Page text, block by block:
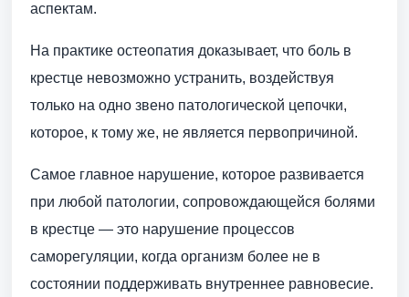
аспектам.
На практике остеопатия доказывает, что боль в
крестце невозможно устранить, воздействуя
только на одно звено патологической цепочки,
которое, к тому же, не является первопричиной.
Самое главное нарушение, которое развивается
при любой патологии, сопровождающейся болями
в крестце — это нарушение процессов
саморегуляции, когда организм более не в
состоянии поддерживать внутреннее равновесие.